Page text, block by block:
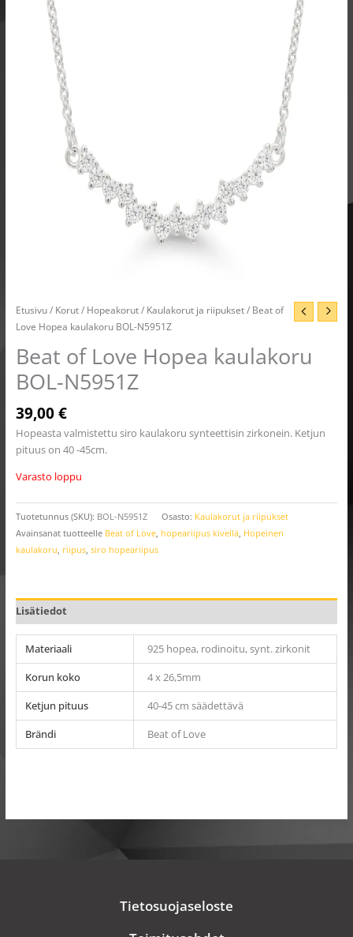
Etusivu/ Korut/ Hopeakorut/ Kaulakorut ja riipukset/ Beat of
Love Hopea kaulakoru BOL-N5951Z
Beat of Love Hopea kaulakoru
BOL-N5951Z
39,00€
Hopeasta valmistettu siro kaulakoru synteettisin zirkonein. Ketjun
pituus on 40 -45cm.
Varasto loppu
Tuotetunnus (SKU): BOL-N5951Z Osasto: Kaulakorut ja riipukset
Avainsanat tuotteelle Beat of Love, hopeariipus kivellä, Hopeinen
kaulakoru riipus, siro hopeariipus
Lisätiedot
Materiaali
925 hopea, rodinoitu, synt. zirkonit
Korun koko
4 x 26,5mm
Ketjun pituus
40-45 cm säädettävä
Brändi
Beat of Love
Tietosuojaseloste